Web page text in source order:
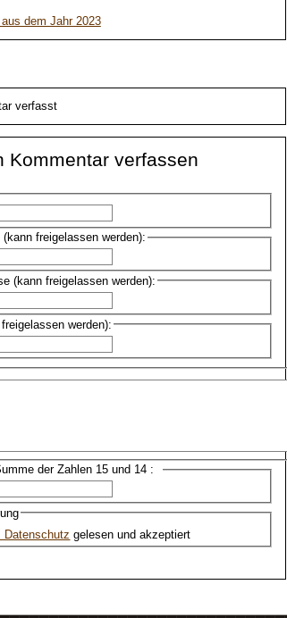
dem Jahr 2023
verfasst
Kommentar verfassen
(kann freigelassen werden):
(kann freigelassen werden):
werden):
der Zahlen 15 und 14 :
Datenschutz gelesen und akzeptiert